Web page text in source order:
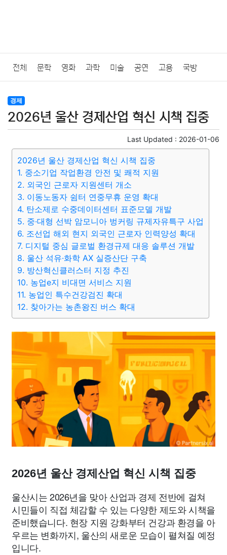
전체 문학 영화 과학 미술 공연 고용 국방
법률
질병 가요 방송 일상 주식 암호화폐 블록체인
결혼 육아 반려동물 패션 미용 증권 인테리어
요리 상품리뷰 원예 금융 게임 스포츠
대출 자동차 취미 여행 맛집 IT 컴퓨터
종교 사회 정치 건강 의료 의학 경제 마케팅
부동산 외국어 교육 교통 생활
경제
2026년 울산 경제산업 혁신 시책 집중
Last Updated : 2026-01-06
2026년 울산 경제산업 혁신 시책 집중
1. 중소기업 작업환경 안전 및 쾌적 지원
2. 외국인 근로자 지원센터 개소
3. 이동노동자 쉼터 연중무휴 운영 확대
4. 탄소제로 수중데이터센터 표준모델 개발
5. 중·대형 선박 암모니아 벙커링 규제자유특구 사업
6. 조선업 해외 현지 외국인 근로자 인력양성 확대
7. 디지털 중심 글로벌 환경규제 대응 솔루션 개발
8. 울산 석유·화학 AX 실증산단 구축
9. 방산혁신클러스터 지정 추진
10. 농업e지 비대면 서비스 지원
11. 농업인 특수건강검진 확대
12. 찾아가는 농촌왕진 버스 확대
2026년 울산 경제산업 혁신 시책 집중
울산시는 2026년을 맞아 산업과 경제 전반에 걸쳐
시민들이 직접 체감할 수 있는 다양한 제도와 시책을
준비했습니다. 현장 지원 강화부터 건강과 환경을 아
우르는 변화까지, 울산의 새로운 모습이 펼쳐질 예정
입니다.